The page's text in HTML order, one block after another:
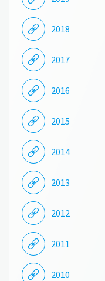
2018
2017
2016
2015
2014
2013
2012
2011
2010